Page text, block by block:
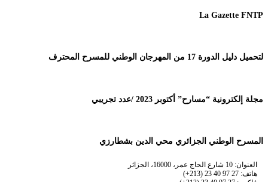
La Gazette FNTP
لتحميل دليل الدورة 17 من المهرجان الوطني للمسرح المحترف
مجلة إلكترونية “مسارح” أكتوبر 2023 /عدد تجريبي
المسرح الوطني الجزائري محي الدين بشطارزي
العنوان: 10 شارع الحاج عمر، 16000، الجزائر
هاتف: 27 97 40 23 (213+)